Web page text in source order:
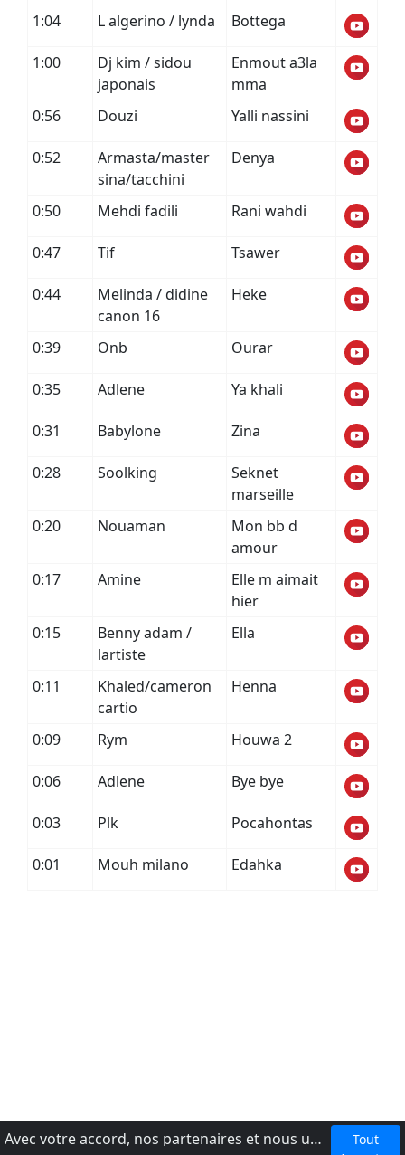
1:04 L algerino / lynda Bottega
1:00
Dj kim / sidou
japonais
Enmout a3la
mma
0:56
Douzi Yalli nassini
0:52
Armasta/master
sina/tacchini
Denya
0:50 Mehdi fadili Rani wahdi
0:47 Tif Tsawer
0:44
Melinda / didine
canon 16
Heke
0:39 Onb Ourar
0:35 Adlene Ya khali
0:31 Babylone Zina
0:28 Soolking
Seknet
marseille
0:20
Nouaman
Mon bb d
amour
0:17
Amine
Elle m aimait
hier
0:15
Benny adam /
lartiste
Ella
0:11
Khaled/cameron
cartio
Henna
0:09 Rym Houwa 2
0:06 Adlene Bye bye
0:03 Plk Pocahontas
0:01 Mouh milano Edahka
Avec votre accord, nos partenaires et nous utilisons des cookies ou technologies similaires pour stocker et accéder à vos informations personnelles, comme votre visite sur ce site.
Tout